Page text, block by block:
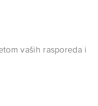
vaših rasporeda i